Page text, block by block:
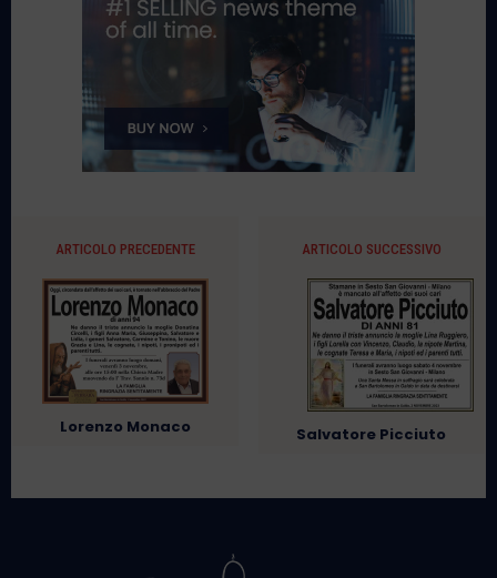
ARTICOLO PRECEDENTE
Lorenzo Monaco
ARTICOLO SUCCESSIVO
Salvatore Picciuto